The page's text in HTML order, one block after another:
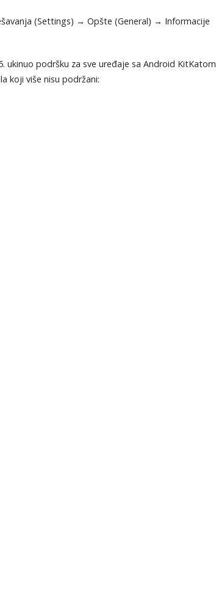
(Settings) → Opšte (General) → Informacije
ukinuo podršku za sve uređaje sa Android KitKatom
koji više nisu podržani: